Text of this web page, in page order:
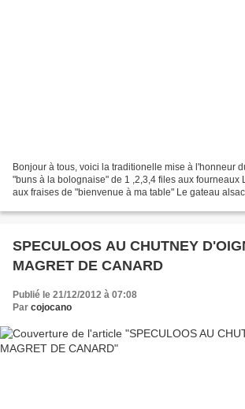
Bonjour à tous, voici la traditionelle mise à l'honneur
"buns à la bolognaise" de 1 ,2,3,4 files aux fourneaux
aux fraises de "bienvenue à ma table" Le gateau
SPECULOOS AU CHUTNEY
MAGRET DE CANARD
Publié le 21/12/2012 à 07:08
Par cojocano